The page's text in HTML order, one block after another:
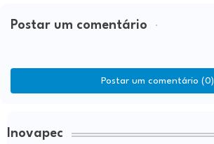
Postar um comentário
Postar um comentário (0)
Inovapec